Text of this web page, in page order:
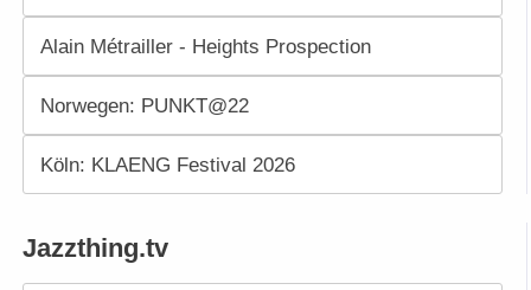
Alain Métrailler - Heights Prospection
Norwegen: PUNKT@22
Köln: KLAENG Festival 2026
Jazzthing.tv